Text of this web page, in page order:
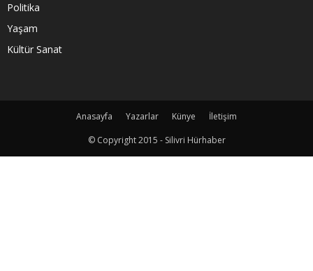
Politika
Yaşam
Kültür Sanat
Anasayfa Yazarlar Künye
İletişim
© Copyright 2015 - Silivri Hürhaber